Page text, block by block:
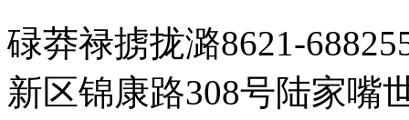
碌莽禄掳拢潞8621-
新区锦康路308号陆家